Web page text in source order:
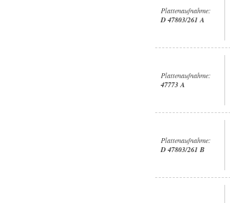
Plattenaufnahme:
D 47803/261 A
Plattenaufnahme:
47773 A
Plattenaufnahme:
D 47803/261 B